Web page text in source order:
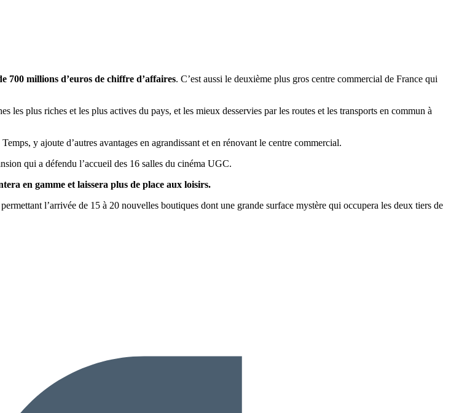
700 millions d’euros de chiffre d’affaires. C’est aussi le deuxième plus gros centre commercial de France qui
les plus riches et les plus actives du pays, et les mieux desservies par les routes et les transports en commun à
y ajoute d’autres avantages en agrandissant et en rénovant le centre commercial.
qui a défendu l’accueil des 16 salles du cinéma UGC.
en gamme et laissera plus de place aux loisirs.
l’arrivée de 15 à 20 nouvelles boutiques dont une grande surface mystère qui occupera les deux tiers de